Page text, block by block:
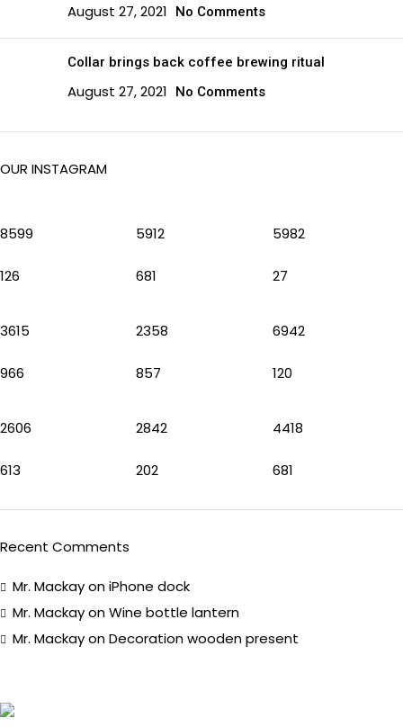
August 27, 2021 No Comments
Collar brings back coffee brewing ritual
August 27, 2021 No Comments
OUR INSTAGRAM
8599
126
5912
681
5982
27
3615
966
2358
857
6942
120
2606
613
2842
202
4418
681
Recent Comments
Mr. MackayoniPhone dock
Mr. MackayonWine bottle lantern
Mr. MackayonDecoration wooden present